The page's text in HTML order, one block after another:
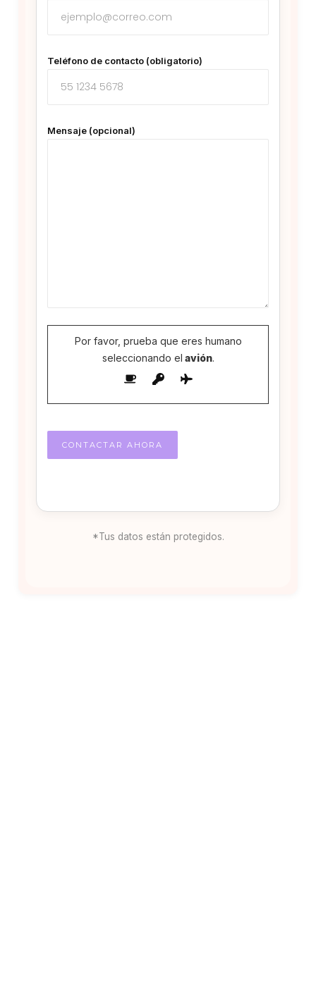
Teléfono de contacto (obligatorio)
Mensaje (opcional)
Por favor, prueba que eres humano
seleccionando el avión.
*Tus datos están protegidos.